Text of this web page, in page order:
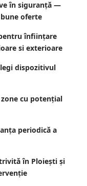
în siguranță —
oferte
înființare
si exterioare
dispozitivul
cu potențial
periodică a
în Ploiești și